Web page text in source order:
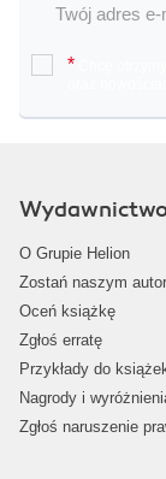
*
O Grupie Helion
Zostań naszym
Oceń książkę
Zgłoś erratę
Przykłady do
Nagrody i
Zgłoś naruszenie